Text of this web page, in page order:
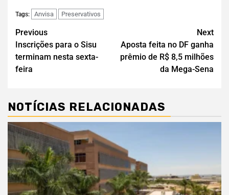
Tags: Anvisa Preservativos
Previous
Inscrições para o Sisu
terminam nesta sexta-
feira
Next
Aposta feita no DF ganha
prêmio de R$ 8,5 milhões
da Mega-Sena
NOTÍCIAS RELACIONADAS